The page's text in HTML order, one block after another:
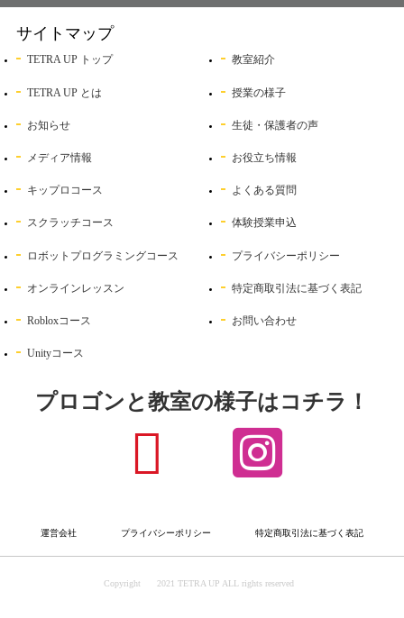
サイトマップ
TETRA UP トップ
TETRA UP とは
お知らせ
メディア情報
キップロコース
スクラッチコース
ロボットプログラミングコース
オンラインレッスン
Robloxコース
Unityコース
教室紹介
授業の様子
生徒・保護者の声
お役立ち情報
よくある質問
体験授業申込
プライバシーポリシー
特定商取引法に基づく表記
お問い合わせ
プロゴンと教室の様子はコチラ！
運営会社 プライバシーポリシー 特定商取引法に基づく表記
Copyright 2021 TETRA UP ALL rights reserved